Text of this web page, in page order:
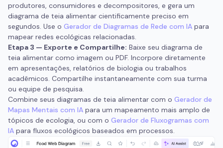
produtores, consumidores e decompositores, e gera um
diagrama de teia alimentar cientificamente preciso em
segundos. Use o Gerador de Diagramas de Rede com IA para
mapear redes ecológicas relacionadas.
Etapa 3 — Exporte e Compartilhe: Baixe seu diagrama de
teia alimentar como imagem ou PDF. Incorpore diretamente
em apresentações, relatórios de biologia ou trabalhos
acadêmicos. Compartilhe instantaneamente com sua turma
ou equipe de pesquisa.
Combine seus diagramas de teia alimentar com o Gerador de
Mapas Mentais com IA para um mapeamento mais amplo de
tópicos de ecologia, ou com o Gerador de Fluxogramas com
IA para fluxos ecológicos baseados em processos.